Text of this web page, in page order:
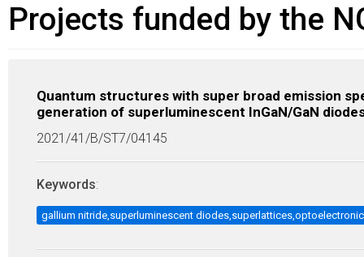
Projects funded by the
Quantum structures with super broad emission
generation of superluminescent InGaN/GaN
2021/41/B/ST7/04145
Keywords:
gallium nitride,superluminescent